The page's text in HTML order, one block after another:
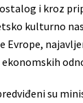
i kroz
kulturno
Evrope,
su